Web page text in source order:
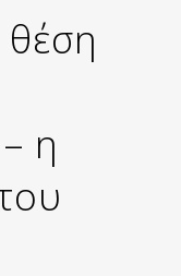
θέση
η